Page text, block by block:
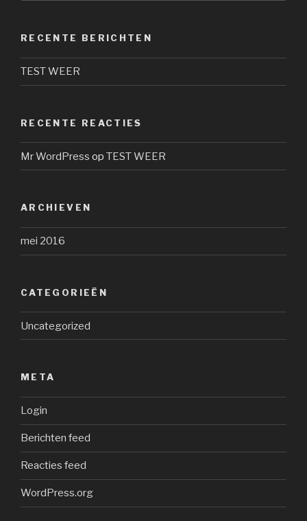
RECENTE BERICHTEN
TEST WEER
RECENTE REACTIES
Mr WordPress op TEST WEER
ARCHIEVEN
mei 2016
CATEGORIEËN
Uncategorized
META
Login
Berichten feed
Reacties feed
WordPress.org